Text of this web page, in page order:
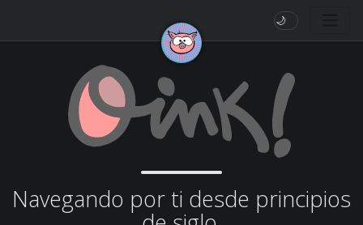
🌙
Navegando por ti desde principios